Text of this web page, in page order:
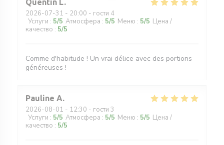
Quentin L
2026-07-31 - 20:00 - гости 4
Услуги : 5/5 Атмосфера : 5/5 Меню : 5/5 Цена /
качество : 5/5
Comme d'habitude ! Un vrai délice avec des portions
généreuses !
Pauline A
2026-08-01 - 12:30 - гости 3
Услуги : 5/5 Атмосфера : 5/5 Меню : 5/5 Цена /
качество : 5/5